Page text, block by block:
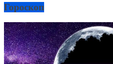
Гороскоп